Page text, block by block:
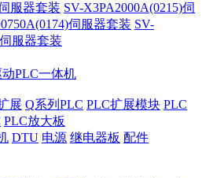
服器套装 SV-X3PA2000A(0215)伺
伺服器套装 SV-
服器套装
PLC一体机
展 Q系列PLC PLC扩展模块 PLC
PLC放大板
DTU 电源 继电器板 配件